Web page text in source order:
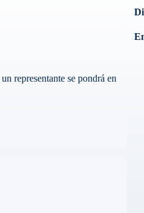
representante se pondrá en